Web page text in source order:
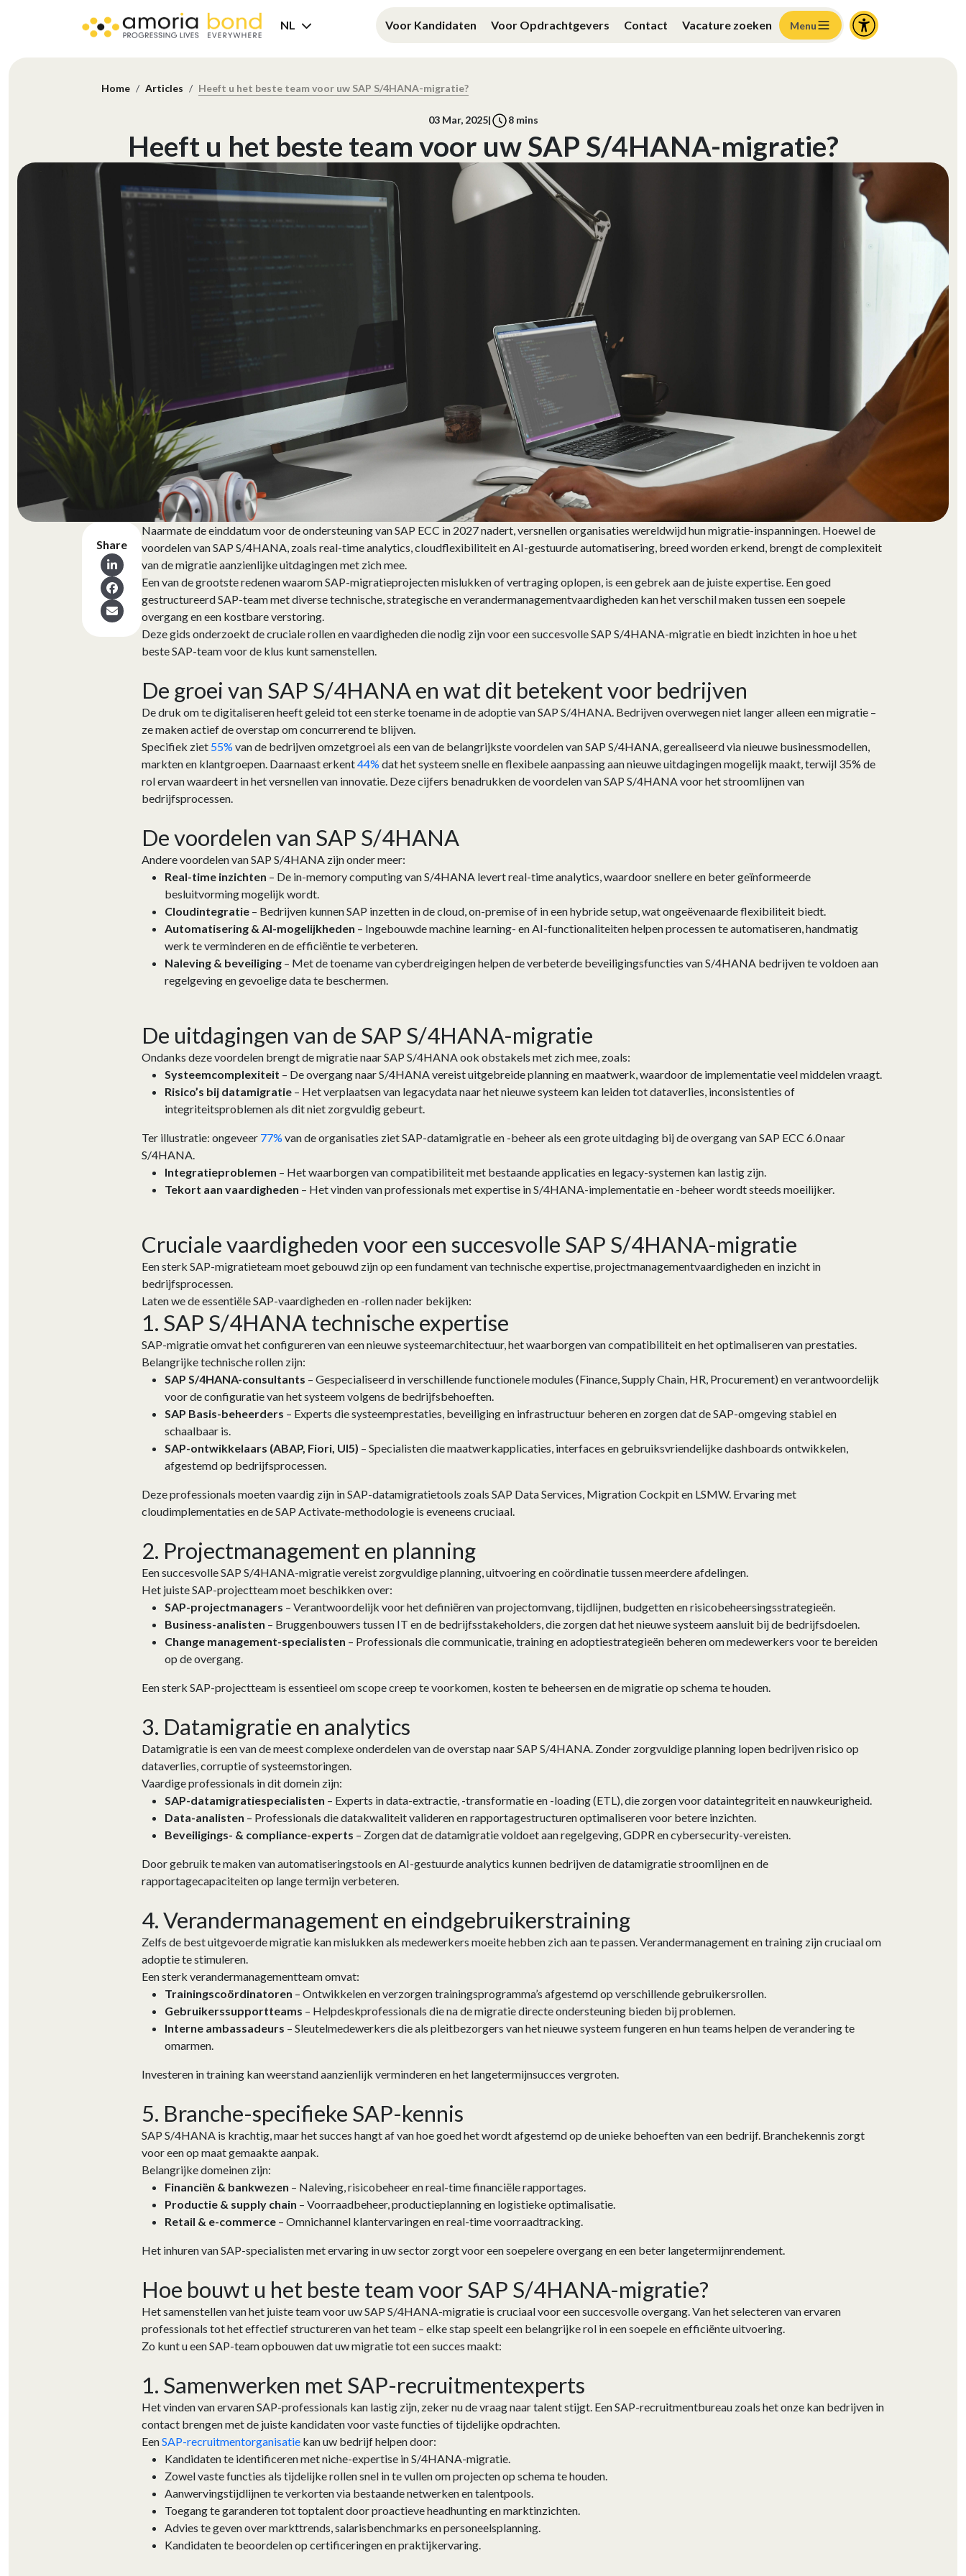
NL Voor Kandidaten Voor Opdrachtgevers Contact Vacature zoeken Menu
Home Articles Heeft u het beste team voor uw SAP S/4HANA-migratie?
03 Mar, 2025| 8mins
Heeft u het beste team voor uw SAP S/4HANA-migratie?
Share
Naarmate de einddatum voor de ondersteuning van SAP ECC in 2027 nadert, versnellen organisaties wereldwijd hun migratie-inspanningen. Hoewel de
voordelen van SAP S/4HANA, zoals real-time analytics, cloudflexibiliteit en AI-gestuurde automatisering, breed worden erkend, brengt de complexiteit
van de migratie aanzienlijke uitdagingen met zich mee.
Een van de grootste redenen waarom SAP-migratieprojecten mislukken of vertraging oplopen, is een gebrek aan de juiste expertise. Een goed
gestructureerd SAP-team met diverse technische, strategische en verandermanagementvaardigheden kan het verschil maken tussen een soepele
overgang en een kostbare verstoring.
Deze gids onderzoekt de cruciale rollen en vaardigheden die nodig zijn voor een succesvolle SAP S/4HANA-migratie en biedt inzichten in hoe u het
beste SAP-team voor de klus kunt samenstellen.
De groei van SAP S/4HANA en wat dit betekent voor bedrijven
De druk om te digitaliseren heeft geleid tot een sterke toename in de adoptie van SAP S/4HANA. Bedrijven overwegen niet langer alleen een migratie –
ze maken actief de overstap om concurrerend te blijven.
Specifiek ziet 55% van de bedrijven omzetgroei als een van de belangrijkste voordelen van SAP S/4HANA, gerealiseerd via nieuwe businessmodellen,
markten en klantgroepen. Daarnaast erkent44% dat het systeem snelle en flexibele aanpassing aan nieuwe uitdagingen mogelijk maakt, terwijl 35% de
rol ervan waardeert in het versnellen van innovatie. Deze cijfers benadrukken de voordelen van SAP S/4HANA voor het stroomlijnen van
bedrijfsprocessen.
De voordelen van SAP S/4HANA
Andere voordelen van SAP S/4HANA zijn onder meer:
Real-time inzichten – De in-memory computing van S/4HANA levert real-time analytics, waardoor snellere en beter geïnformeerde
besluitvorming mogelijk wordt.
Cloudintegratie – Bedrijven kunnen SAP inzetten in de cloud, on-premise of in een hybride setup, wat ongeëvenaarde flexibiliteit biedt.
Automatisering & AI-mogelijkheden – Ingebouwde machine learning- en AI-functionaliteiten helpen processen te automatiseren, handmatig
werk te verminderen en de efficiëntie te verbeteren.
Naleving & beveiliging – Met de toename van cyberdreigingen helpen de verbeterde beveiligingsfuncties van S/4HANA bedrijven te voldoen aan
regelgeving en gevoelige data te beschermen.
De uitdagingen van de SAP S/4HANA-migratie
Ondanks deze voordelen brengt de migratie naar SAP S/4HANA ook obstakels met zich mee, zoals:
Systeemcomplexiteit – De overgang naar S/4HANA vereist uitgebreide planning en maatwerk, waardoor de implementatie veel middelen vraagt.
Risico’s bij datamigratie – Het verplaatsen van legacydata naar het nieuwe systeem kan leiden tot dataverlies, inconsistenties of
integriteitsproblemen als dit niet zorgvuldig gebeurt.
Ter illustratie: ongeveer 77% van de organisaties ziet SAP-datamigratie en -beheer als een grote uitdaging bij de overgang van SAP ECC 6.0 naar
S/4HANA.
Integratieproblemen – Het waarborgen van compatibiliteit met bestaande applicaties en legacy-systemen kan lastig zijn.
Tekort aan vaardigheden – Het vinden van professionals met expertise in S/4HANA-implementatie en -beheer wordt steeds moeilijker.
Cruciale vaardigheden voor een succesvolle SAP S/4HANA-migratie
Een sterk SAP-migratieteam moet gebouwd zijn op een fundament van technische expertise, projectmanagementvaardigheden en inzicht in
bedrijfsprocessen.
Laten we de essentiële SAP-vaardigheden en -rollen nader bekijken:
1. SAP S/4HANA technische expertise
SAP-migratie omvat het configureren van een nieuwe systeemarchitectuur, het waarborgen van compatibiliteit en het optimaliseren van prestaties.
Belangrijke technische rollen zijn:
SAP S/4HANA-consultants – Gespecialiseerd in verschillende functionele modules (Finance, Supply Chain, HR, Procurement) en verantwoordelijk
voor de configuratie van het systeem volgens de bedrijfsbehoeften.
SAP Basis-beheerders – Experts die systeemprestaties, beveiliging en infrastructuur beheren en zorgen dat de SAP-omgeving stabiel en
schaalbaar is.
SAP-ontwikkelaars (ABAP, Fiori, UI5) – Specialisten die maatwerkapplicaties, interfaces en gebruiksvriendelijke dashboards ontwikkelen,
afgestemd op bedrijfsprocessen.
Deze professionals moeten vaardig zijn in SAP-datamigratietools zoals SAP Data Services, Migration Cockpit en LSMW. Ervaring met
cloudimplementaties en de SAP Activate-methodologie is eveneens cruciaal.
2. Projectmanagement en planning
Een succesvolle SAP S/4HANA-migratie vereist zorgvuldige planning, uitvoering en coördinatie tussen meerdere afdelingen.
Het juiste SAP-projectteam moet beschikken over:
SAP-projectmanagers – Verantwoordelijk voor het definiëren van projectomvang, tijdlijnen, budgetten en risicobeheersingsstrategieën.
Business-analisten – Bruggenbouwers tussen IT en de bedrijfsstakeholders, die zorgen dat het nieuwe systeem aansluit bij de bedrijfsdoelen.
Change management-specialisten – Professionals die communicatie, training en adoptiestrategieën beheren om medewerkers voor te bereiden
op de overgang.
Een sterk SAP-projectteam is essentieel om scope creep te voorkomen, kosten te beheersen en de migratie op schema te houden.
3. Datamigratie en analytics
Datamigratie is een van de meest complexe onderdelen van de overstap naar SAP S/4HANA. Zonder zorgvuldige planning lopen bedrijven risico op
dataverlies, corruptie of systeemstoringen.
Vaardige professionals in dit domein zijn:
SAP-datamigratiespecialisten – Experts in data-extractie, -transformatie en -loading (ETL), die zorgen voor dataintegriteit en nauwkeurigheid.
Data-analisten – Professionals die datakwaliteit valideren en rapportagestructuren optimaliseren voor betere inzichten.
Beveiligings- & compliance-experts – Zorgen dat de datamigratie voldoet aan regelgeving, GDPR en cybersecurity-vereisten.
Door gebruik te maken van automatiseringstools en AI-gestuurde analytics kunnen bedrijven de datamigratie stroomlijnen en de
rapportagecapaciteiten op lange termijn verbeteren.
4. Verandermanagement en eindgebruikers­training
Zelfs de best uitgevoerde migratie kan mislukken als medewerkers moeite hebben zich aan te passen. Verandermanagement en training zijn cruciaal om
adoptie te stimuleren.
Een sterk verandermanagementteam omvat:
Trainingscoördinatoren – Ontwikkelen en verzorgen trainingsprogramma’s afgestemd op verschillende gebruikersrollen.
Gebruikerssupportteams – Helpdeskprofessionals die na de migratie directe ondersteuning bieden bij problemen.
Interne ambassadeurs – Sleutelmedewerkers die als pleitbezorgers van het nieuwe systeem fungeren en hun teams helpen de verandering te
omarmen.
Investeren in training kan weerstand aanzienlijk verminderen en het langetermijnsucces vergroten.
5. Branche-specifieke SAP-kennis
SAP S/4HANA is krachtig, maar het succes hangt af van hoe goed het wordt afgestemd op de unieke behoeften van een bedrijf. Branchekennis zorgt
voor een op maat gemaakte aanpak.
Belangrijke domeinen zijn:
Financiën & bankwezen – Naleving, risicobeheer en real-time financiële rapportages.
Productie & supply chain – Voorraadbeheer, productieplanning en logistieke optimalisatie.
Retail & e-commerce – Omnichannel klantervaringen en real-time voorraadtracking.
Het inhuren van SAP-specialisten met ervaring in uw sector zorgt voor een soepelere overgang en een beter langetermijnrendement.
Hoe bouwt u het beste team voor SAP S/4HANA-migratie?
Het samenstellen van het juiste team voor uw SAP S/4HANA-migratie is cruciaal voor een succesvolle overgang. Van het selecteren van ervaren
professionals tot het effectief structureren van het team – elke stap speelt een belangrijke rol in een soepele en efficiënte uitvoering.
Zo kunt u een SAP-team opbouwen dat uw migratie tot een succes maakt:
1. Samenwerken met SAP-recruitmentexperts
Het vinden van ervaren SAP-professionals kan lastig zijn, zeker nu de vraag naar talent stijgt. Een SAP-recruitmentbureau zoals het onze kan bedrijven in
contact brengen met de juiste kandidaten voor vaste functies of tijdelijke opdrachten.
EenSAP-recruitmentorganisatie kan uw bedrijf helpen door:
Kandidaten te identificeren met niche-expertise in S/4HANA-migratie.
Zowel vaste functies als tijdelijke rollen snel in te vullen om projecten op schema te houden.
Aanwervingstijdlijnen te verkorten via bestaande netwerken en talentpools.
Toegang te garanderen tot toptalent door proactieve headhunting en marktinzichten.
Advies te geven over markttrends, salarisbenchmarks en personeelsplanning.
Kandidaten te beoordelen op certificeringen en praktijkervaring.